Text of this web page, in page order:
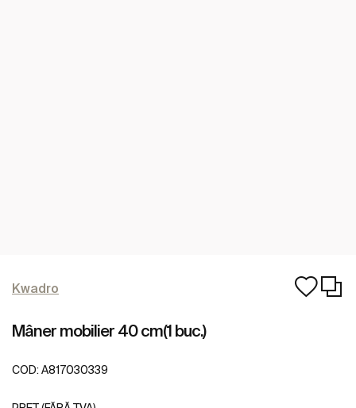
Kwadro
Mâner mobilier 40 cm(1 buc.)
COD: A817030339